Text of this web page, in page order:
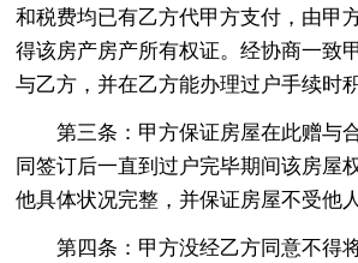
和税费均已有乙方代甲方支付，由甲
得该房产房产所有权证。经协商一致
与乙方，并在乙方能办理过户手续时
第三条：甲方保证房屋在此赠与
同签订后一直到过户完毕期间该房屋
他具体状况完整，并保证房屋不受他
第四条：甲方没经乙方同意不得